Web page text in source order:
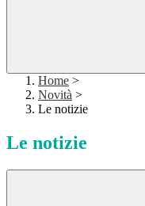
Home >
Novità >
Le notizie
Le notizie